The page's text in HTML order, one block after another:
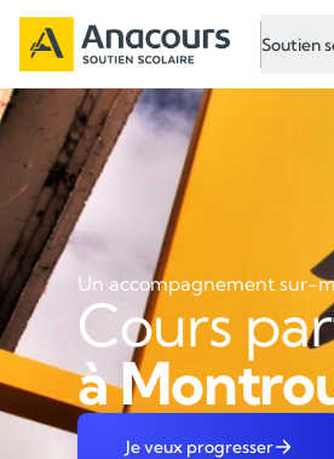
Soutien
Un accompagnement sur-
Cours
à
Je veux progresser